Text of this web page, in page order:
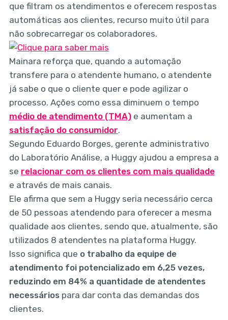
que filtram os atendimentos e oferecem respostas
automáticas aos clientes, recurso muito útil para
não sobrecarregar os colaboradores.
Mainara reforça que, quando a automação
transfere para o atendente humano, o atendente
já sabe o que o cliente quer e pode agilizar o
processo. Ações como essa diminuem o tempo
médio de atendimento (TMA)e aumentam a
satisfação do consumidor.
Segundo Eduardo Borges, gerente administrativo
do Laboratório Análise, a Huggy ajudou a empresa a
se relacionar com os clientes com mais qualidade
e através de mais canais.
Ele afirma que sem a Huggy seria necessário cerca
de 50 pessoas atendendo para oferecer a mesma
qualidade aos clientes, sendo que, atualmente, são
utilizados 8 atendentes na plataforma Huggy.
Isso significa que o trabalho da equipe de
atendimento foi potencializado em 6,25 vezes,
reduzindo em 84% a quantidade de atendentes
necessáriospara dar conta das demandas dos
clientes.